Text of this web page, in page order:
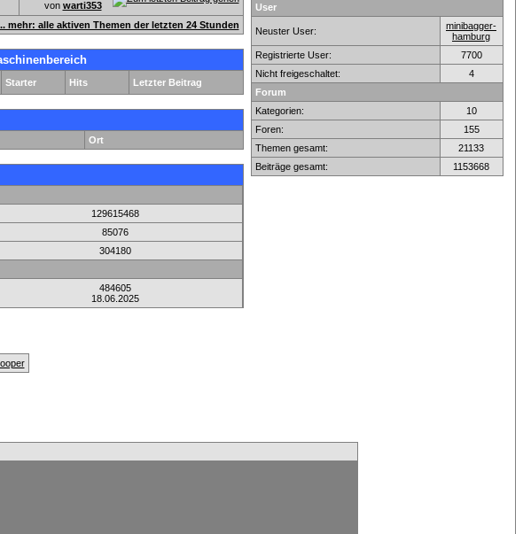
von warti353
mehr: alle aktiven Themen der letzten 24 Stunden
Starter Hits Letzter Beitrag
Ort
129615468
85076
304180
484605
18.06.2025
User
Neuster User:
minibagger-
hamburg
Registrierte User:
7700
Nicht freigeschaltet:
4
Forum
Kategorien:
10
Foren:
155
Themen gesamt:
21133
Beiträge gesamt:
1153668